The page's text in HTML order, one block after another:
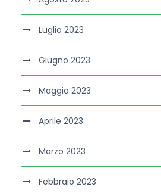
Luglio 2023
Giugno 2023
Maggio 2023
Aprile 2023
Marzo 2023
Febbraio 2023